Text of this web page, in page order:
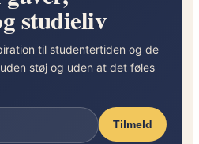
studieliv
til studentertiden og de
støj og uden at det føles
Tilmeld